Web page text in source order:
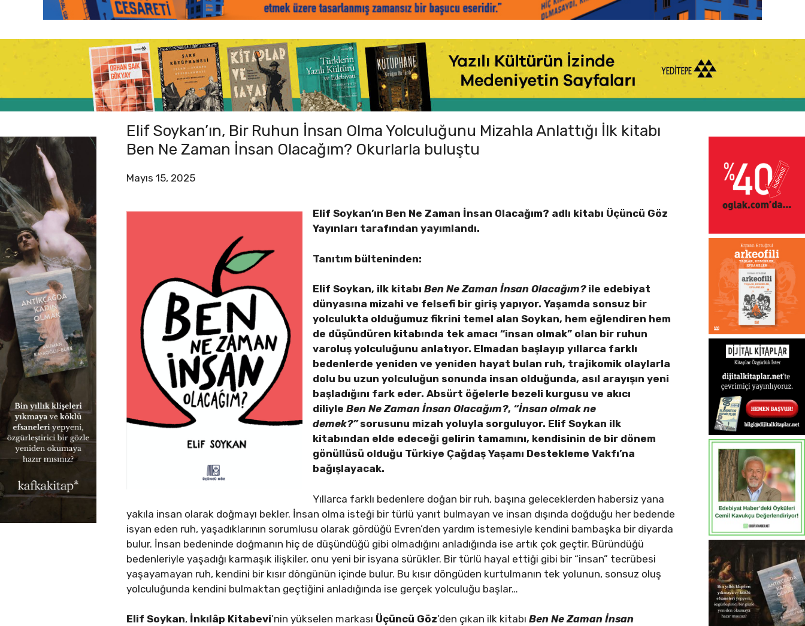
Elif Soykan’ın, Bir Ruhun İnsan Olma Yolculuğunu Mizahla Anlattığı İlk kitabı
Ben Ne Zaman İnsan Olacağım? Okurlarla buluştu
Mayıs 15, 2025
Elif Soykan’ın Ben Ne Zaman İnsan Olacağım? adlı kitabı Üçüncü Göz
Yayınları tarafından yayımlandı.
Tanıtım bülteninden:
Elif Soykan, ilk kitabıBen Ne Zaman İnsan Olacağım?ile edebiyat
dünyasına mizahi ve felsefi bir giriş yapıyor. Yaşamda sonsuz bir
yolculukta olduğumuz fikrini temel alan Soykan, hem eğlendiren hem
de düşündüren kitabında tek amacı “insan olmak” olan bir ruhun
varoluş yolculuğunu anlatıyor. Elmadan başlayıp yıllarca farklı
bedenlerde yeniden ve yeniden hayat bulan ruh, trajikomik olaylarla
dolu bu uzun yolculuğun sonunda insan olduğunda, asıl arayışın yeni
başladığını fark eder. Absürt öğelerle bezeli kurgusu ve akıcı
diliyleBen Ne Zaman İnsan Olacağım?, “İnsan olmak ne
demek?”sorusunu mizah yoluyla sorguluyor. Elif Soykan ilk
kitabından elde edeceği gelirin tamamını, kendisinin de bir dönem
gönüllüsü olduğu Türkiye Çağdaş Yaşamı Destekleme Vakfı’na
bağışlayacak.
Yıllarca farklı bedenlere doğan bir ruh, başına geleceklerden habersiz yana
yakıla insan olarak doğmayı bekler. İnsan olma isteği bir türlü yanıt bulmayan ve insan dışında doğduğu her bedende
isyan eden ruh, yaşadıklarının sorumlusu olarak gördüğü Evren’den yardım istemesiyle kendini bambaşka bir diyarda
bulur. İnsan bedeninde doğmanın hiç de düşündüğü gibi olmadığını anladığında ise artık çok geçtir. Büründüğü
bedenleriyle yaşadığı karmaşık ilişkiler, onu yeni bir isyana sürükler. Bir türlü hayal ettiği gibi bir “insan” tecrübesi
yaşayamayan ruh, kendini bir kısır döngünün içinde bulur. Bu kısır döngüden kurtulmanın tek yolunun, sonsuz oluş
yolculuğunda kendini bulmaktan geçtiğini anladığında ise gerçek yolculuğu başlar…
Elif Soykan, İnkılâp Kitabevi’nin yükselen markası Üçüncü Göz’den çıkan ilk kitabı Ben Ne Zaman İnsan